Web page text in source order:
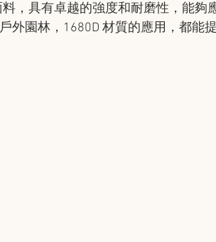
，具有卓越的強度和耐磨性，能夠
外園林，1680D 材質的應用，都能